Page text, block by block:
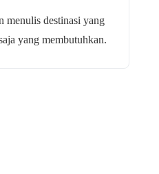
menulis destinasi yang
yang membutuhkan.